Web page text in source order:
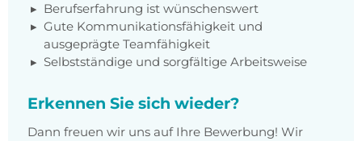
Berufserfahrung ist wünschenswert
Gute Kommunikationsfähigkeit und
ausgeprägte Teamfähigkeit
Selbstständige und sorgfältige Arbeitsweise
Erkennen Sie sich wieder?
Dann freuen wir uns auf Ihre Bewerbung! Wir